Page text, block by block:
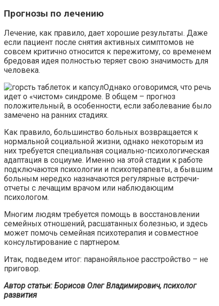
Прогнозы по лечению
Лечение, как правило, дает хорошие результаты. Даже
если пациент после снятия активных симптомов не
совсем критично относится к пережитому, со временем
бредовая идея полностью теряет свою значимость для
человека.
Однако оговоримся, что речь
идет о «чистом» синдроме. В общем – прогноз
положительный, в особенности, если заболевание было
замечено на ранних стадиях.
Как правило, большинство больных возвращается к
нормальной социальной жизни, однако некоторым из
них требуется специальная социально-психологическая
адаптация в социуме. Именно на этой стадии к работе
подключаются психологии и психотерапевты, а бывшим
больным нередко назначаются регулярные встречи-
отчеты с лечащим врачом или наблюдающим
психологом.
Многим людям требуется помощь в восстановлении
семейных отношений, расшатанных болезнью, и здесь
может помочь семейная психотерапия и совместное
консультирование с партнером.
Итак, подведем итог: паранойяльное расстройство – не
приговор.
Автор статьи: Борисов Олег Владимирович, психолог
развития